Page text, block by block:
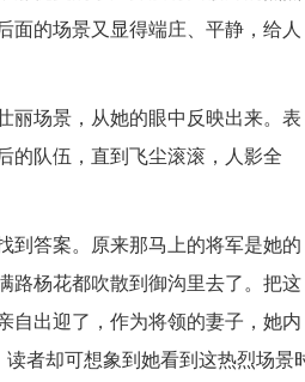
面的场景又显得端庄、平静，给人
丽场景，从她的眼中反映出来。表
的队伍，直到飞尘滚滚，人影全
到答案。原来那马上的将军是她的
路杨花都吹散到御沟里去了。把这
自出迎了，作为将领的妻子，她内
者却可想象到她看到这热烈场景